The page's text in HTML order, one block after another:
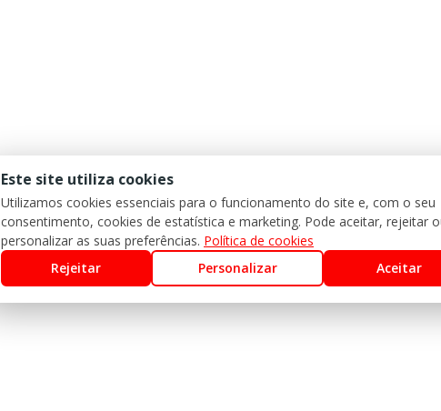
Este site utiliza cookies
Utilizamos cookies essenciais para o funcionamento do site e, com o seu
consentimento, cookies de estatística e marketing. Pode aceitar, rejeitar
personalizar as suas preferências. Política de cookies
Rejeitar
Personalizar Aceitar